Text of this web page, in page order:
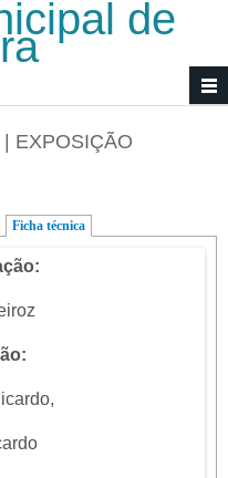
de
EXPOSIÇÃO
Ficha técnica